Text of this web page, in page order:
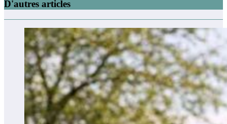
D'autres articles